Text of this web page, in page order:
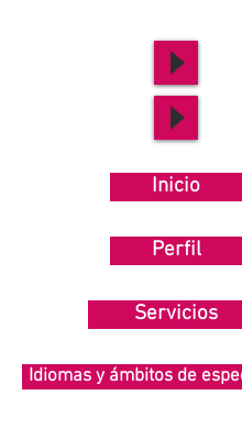
Inicio
Perfil
Servicios
Idiomas y ámbitos de